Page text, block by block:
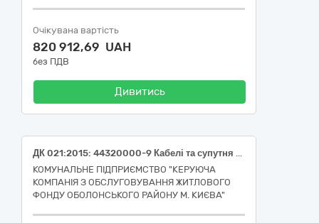
Очікувана вартість
820 912,69 UAH
без ПДВ
Дивитись
ДК 021:2015: 44320000-9 Кабелі та супутня продукція
КОМУНАЛЬНЕ ПІДПРИЄМСТВО "КЕРУЮЧА
КОМПАНІЯ З ОБСЛУГОВУВАННЯ ЖИТЛОВОГО
ФОНДУ ОБОЛОНСЬКОГО РАЙОНУ М. КИЄВА"